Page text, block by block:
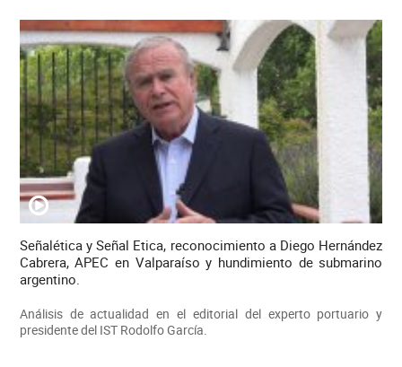
Señalética y Señal Etica, reconocimiento a Diego Hernández
Cabrera, APEC en Valparaíso y hundimiento de submarino
argentino.
Análisis de actualidad en el editorial del experto portuario y
presidente del IST Rodolfo García.